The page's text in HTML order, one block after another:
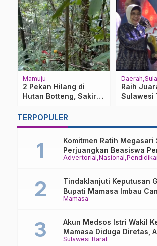
Mamuju
2 Pekan Hilang di
Hutan Botteng, Sakir
Daerah
Raih
Sulawesi
TERPOPULER
Advertorial Nasional
Komitmen Ratih Megasari
Perjuangkan Beasiswa
Dari PAUD Hingga
Mamasa
Tindaklanjuti Keputusan
Bupati Mamasa Imbau
dan Lurah
Sulawesi Barat
Akun Medsos Istri Wakil
Mamasa Diduga Diretas,
Buka Suara